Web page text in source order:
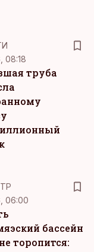
08:18
труба
06:00
бассейн
торопится: